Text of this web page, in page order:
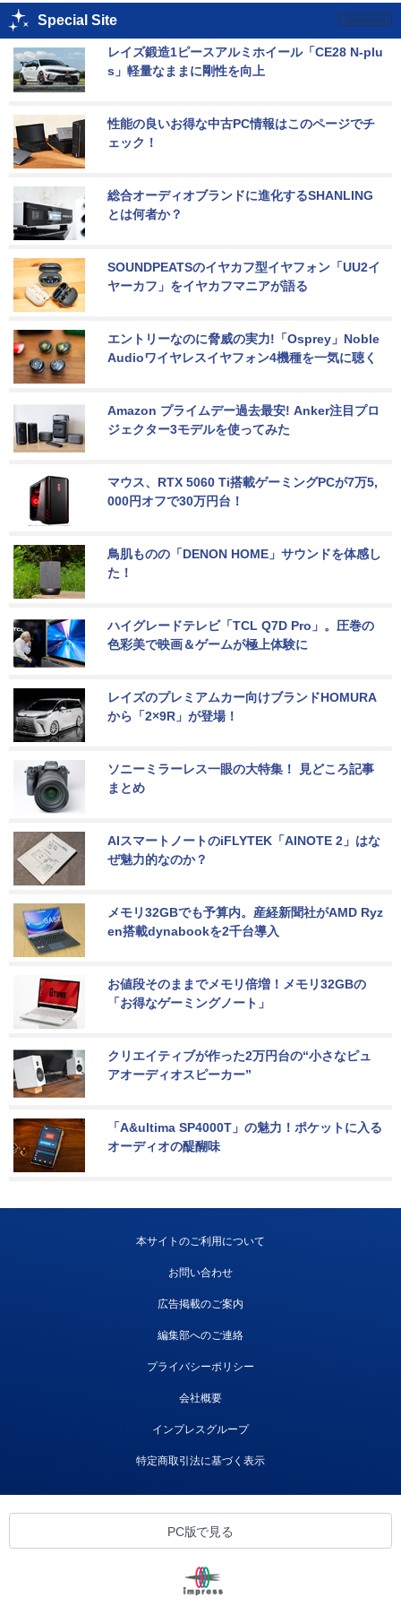
Special Site
レイズ鍛造1ピースアルミホイール「CE28 N-plu
s」軽量なままに剛性を向上
性能の良いお得な中古PC情報はこのページでチ
ェック！
総合オーディオブランドに進化するSHANLING
とは何者か？
SOUNDPEATSのイヤカフ型イヤフォン「UU2イ
ヤーカフ」をイヤカフマニアが語る
エントリーなのに脅威の実力!「Osprey」Noble
Audioワイヤレスイヤフォン4機種を一気に聴く
Amazon プライムデー過去最安! Anker注目プロ
ジェクター3モデルを使ってみた
マウス、RTX 5060 Ti搭載ゲーミングPCが7万5,
000円オフで30万円台！
鳥肌ものの「DENON HOME」サウンドを体感し
た！
ハイグレードテレビ「TCL Q7D Pro」。圧巻の
色彩美で映画＆ゲームが極上体験に
レイズのプレミアムカー向けブランドHOMURA
から「2×9R」が登場！
ソニーミラーレス一眼の大特集！ 見どころ記事
まとめ
AIスマートノートのiFLYTEK「AINOTE 2」はな
ぜ魅力的なのか？
メモリ32GBでも予算内。産経新聞社がAMD Ryz
en搭載dynabookを2千台導入
お値段そのままでメモリ倍増！メモリ32GBの
「お得なゲーミングノート」
クリエイティブが作った2万円台の“小さなピュ
アオーディオスピーカー”
「A&ultima SP4000T」の魅力！ポケットに入る
オーディオの醍醐味
本サイトのご利用について
お問い合わせ
広告掲載のご案内
編集部へのご連絡
プライバシーポリシー
会社概要
インプレスグループ
特定商取引法に基づく表示
PC版で見る